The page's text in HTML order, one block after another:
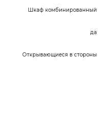
Шкаф комбинированный
да
Открывающиеся в стороны